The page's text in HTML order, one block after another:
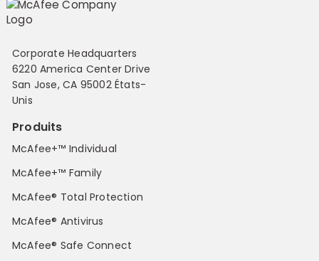
Corporate Headquarters
6220 America Center Drive
San Jose, CA 95002 États-
Unis
Produits
McAfee+™ Individual
McAfee+™ Family
McAfee® Total Protection
McAfee® Antivirus
McAfee® Safe Connect